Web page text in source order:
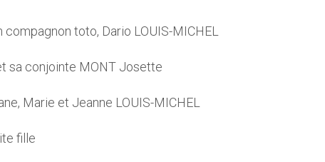
toto, Dario LOUIS-MICHEL
sa conjointe MONT Josette
Marie et Jeanne LOUIS-MICHEL
fille